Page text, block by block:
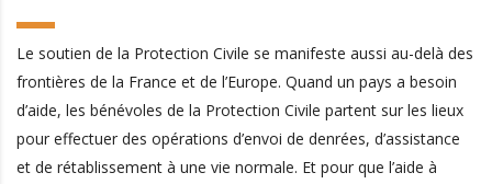
Le soutien de la Protection Civile se manifeste aussi au-delà des
frontières de la France et de l’Europe. Quand un pays a besoin
d’aide, les bénévoles de la Protection Civile partent sur les lieux
pour effectuer des opérations d’envoi de denrées, d’assistance
et de rétablissement à une vie normale. Et pour que l’aide à